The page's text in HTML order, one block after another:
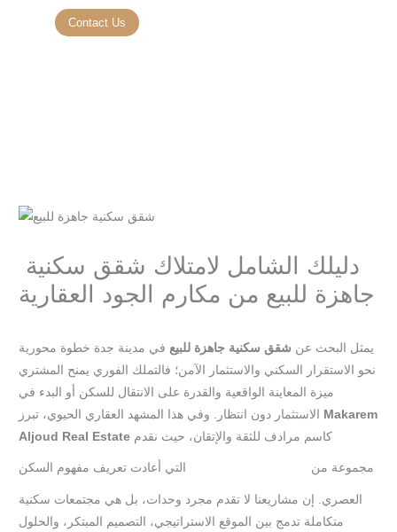
Contact Us
جاهزة للبيع من مكارم الجود العقارية
يمثل البحث عن شقق سكنية جاهزة للبيع في مدينة جدة خطوة محورية
نحو الاستقرار السكني والاستثمار الآمن؛ فالتملك الفوري يمنح المشتري
ميزة المعاينة الواقعية والقدرة على الانتقال للسكن أو البدء في
Makarem
Aljoud Real Estate
مجموعة من التي أعادت تعريف مفهوم السكن
العصري. إن مشاريعنا لا تقدم مجرد وحدات، بل هي مجتمعات سكنية
متكاملة تدمج بين الموقع الاستراتيجي، التصميم المبتكر، والحلول